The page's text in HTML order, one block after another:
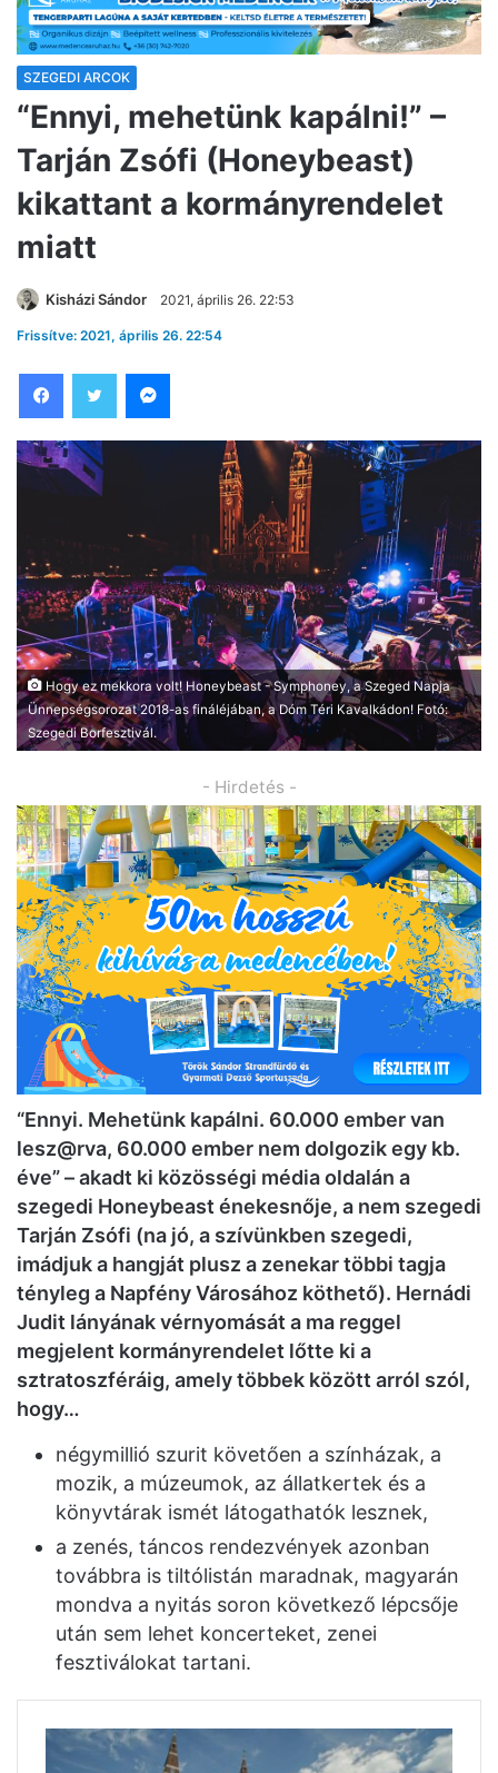
SZEGEDI ARCOK
“Ennyi, mehetünk kapálni!” –
Tarján Zsófi (Honeybeast)
kikattant a kormányrendelet
miatt
Kisházi Sándor 2021, április 26. 22:53
Frissítve: 2021, április 26. 22:54
Hogy ez mekkora volt! Honeybeast - Symphoney, a Szeged Napja
Ünnepségsorozat 2018-as fináléjában, a Dóm Téri Kavalkádon! Fotó:
Szegedi Borfesztivál.
- Hirdetés -
“Ennyi. Mehetünk kapálni. 60.000 ember van
lesz@rva, 60.000 ember nem dolgozik egy kb.
éve” – akadt ki közösségi média oldalán a
szegedi Honeybeast énekesnője, a nem szegedi
Tarján Zsófi (na jó, a szívünkben szegedi,
imádjuk a hangját plusz a zenekar többi tagja
tényleg a Napfény Városához köthető). Hernádi
Judit lányának vérnyomását a ma reggel
megjelent kormányrendelet lőtte ki a
sztratoszféráig, amely többek között arról szól,
hogy…
négymillió szurit követően a színházak, a
mozik, a múzeumok, az állatkertek és a
könyvtárak ismét látogathatók lesznek,
a zenés, táncos rendezvények azonban
továbbra is tiltólistán maradnak, magyarán
mondva a nyitás soron következő lépcsője
után sem lehet koncerteket, zenei
fesztiválokat tartani.